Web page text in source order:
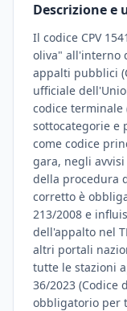
Descrizione e
Il codice CPV
oliva" all'interno
appalti pubblici
ufficiale
codice terminale
sottocategorie e
come codice
gara, negli
della procedura
corretto è
213/2008 e
dell'appalto nel
altri portali
tutte le stazioni
36/2023 (Codice
obbligatorio per